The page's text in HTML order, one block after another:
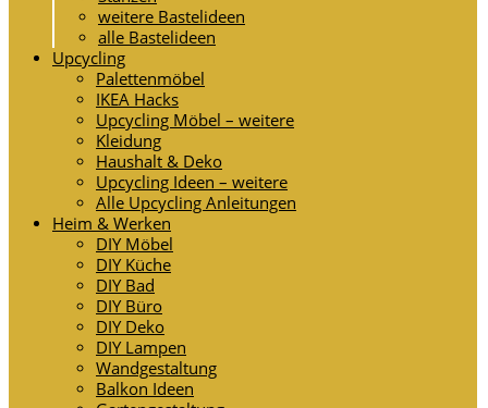
weitere Bastelideen
alle Bastelideen
Upcycling
Palettenmöbel
IKEA Hacks
Upcycling Möbel – weitere
Kleidung
Haushalt & Deko
Upcycling Ideen – weitere
Alle Upcycling Anleitungen
Heim & Werken
DIY Möbel
DIY Küche
DIY Bad
DIY Büro
DIY Deko
DIY Lampen
Wandgestaltung
Balkon Ideen